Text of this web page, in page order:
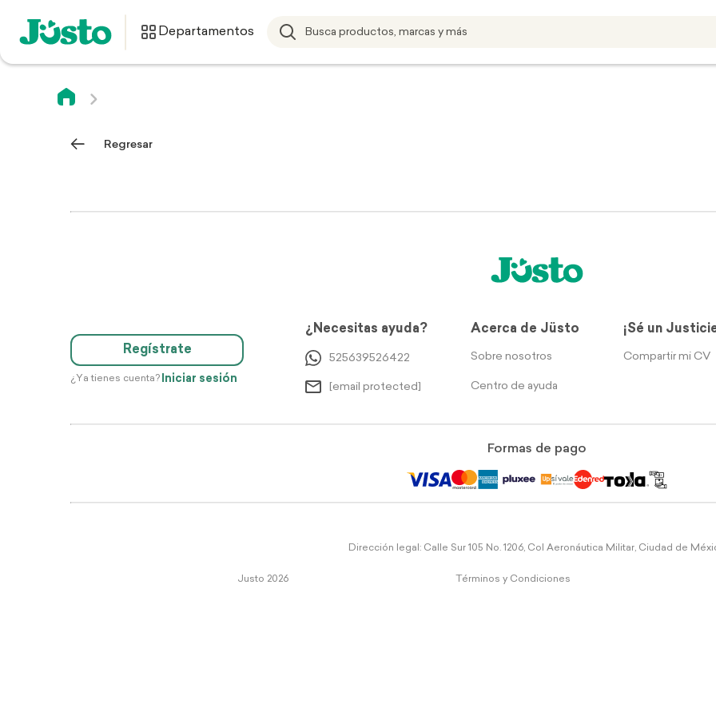
Departamentos
Regresar
Regístrate
¿Ya tienes cuenta? Iniciar sesión
¿Necesitas ayuda?
525639526422
[email protected]
Acerca de Jüsto
Sobre nosotros
Centro de ayuda
¡Sé un
Compartir mi CV
Formas de pago
Dirección legal: Calle Sur 105 No. 1206, Col Aeronáutica Militar, Ciudad de
Justo 2026 Términos y Condiciones